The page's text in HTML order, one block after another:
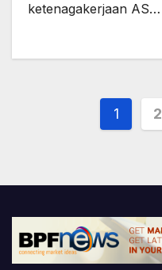
ketenagakerjaan AS…
Posts
1 2